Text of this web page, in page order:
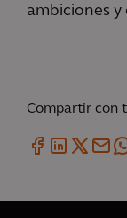
ambiciones
Compartir con